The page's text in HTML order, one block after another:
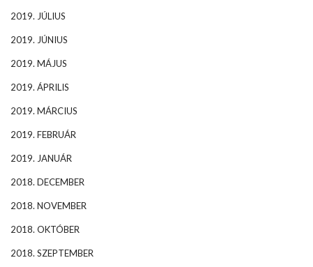
2019. JÚLIUS
2019. JÚNIUS
2019. MÁJUS
2019. ÁPRILIS
2019. MÁRCIUS
2019. FEBRUÁR
2019. JANUÁR
2018. DECEMBER
2018. NOVEMBER
2018. OKTÓBER
2018. SZEPTEMBER